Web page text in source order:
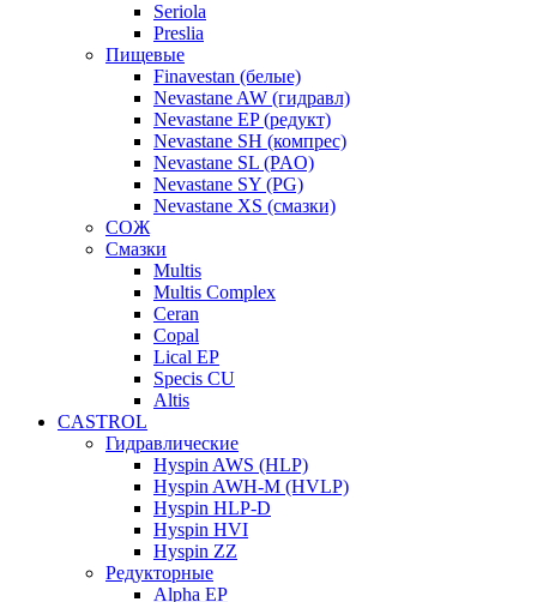
Seriola
Preslia
Пищевые
Finavestan (белые)
Nevastane AW (гидравл)
Nevastane EP (редукт)
Nevastane SH (компрес)
Nevastane SL (PAO)
Nevastane SY (PG)
Nevastane XS (смазки)
СОЖ
Смазки
Multis
Multis Complex
Ceran
Copal
Lical EP
Specis CU
Altis
CASTROL
Гидравлические
Hyspin AWS (HLP)
Hyspin AWH-M (HVLP)
Hyspin HLP-D
Hyspin HVI
Hyspin ZZ
Редукторные
Alpha EP